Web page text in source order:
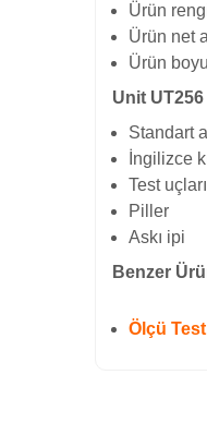
Ürün
Ürün net
Ürün
Unit UT256
Standart
İngilizce
Test uçları
Piller
Askı ipi
Benzer
Ölçü